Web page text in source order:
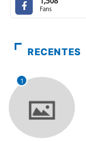
Fans
RECENTES
1